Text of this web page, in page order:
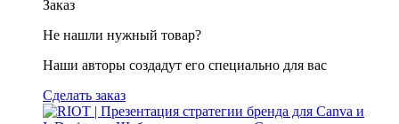
Заказ
Не нашли нужный товар?
Наши авторы создадут его специально для вас
Сделать заказ